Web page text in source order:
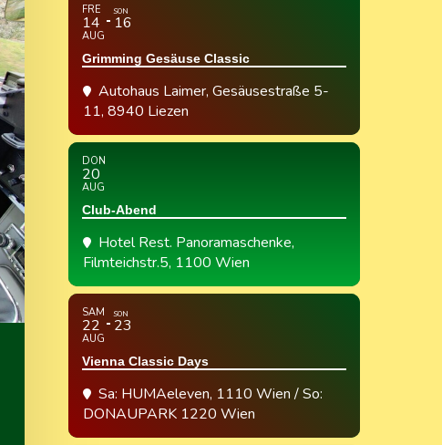
FRE
14
AUG
SON
16
Grimming Gesäuse Classic
Autohaus Laimer, Gesäusestraße 5-
11, 8940 Liezen
DON
20
AUG
Club-Abend
Hotel Rest. Panoramaschenke,
Filmteichstr.5, 1100 Wien
SAM
22
AUG
SON
23
Vienna Classic Days
Sa: HUMAeleven, 1110 Wien / So:
DONAUPARK 1220 Wien